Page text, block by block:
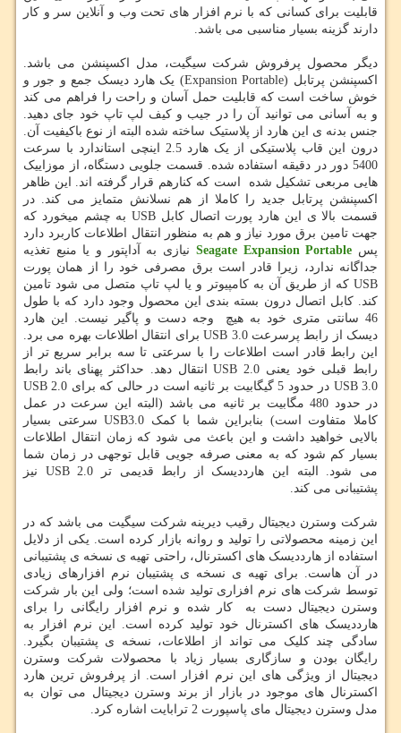
قابلیت برای کسانی که با نرم افزار های تحت وب و آنلاین سر و کار
دارند گزینه بسیار مناسبی می باشد.
دیگر محصول پرفروش شرکت سیگیت، مدل اکسپنشن می باشد.
اکسپنشن پرتابل (Expansion Portable) یک هارد دیسک جمع و جور و
خوش ساخت است که قابلیت حمل آسان و راحت را فراهم می کند
و به آسانی می توانید آن را در جیب و کیف لپ تاپ خود جای دهید.
جنس بدنه ی این هارد از پلاستیک ساخته شده البته از نوع باکیفیت آن.
درون این قاب پلاستیکی از یک هارد 2.5 اینچی استاندارد با سرعت
5400 دور در دقیقه استفاده شده. قسمت جلویی دستگاه، از موزاییک
هایی مربعی تشکیل شده است که کنارهم قرار گرفته اند. این ظاهر
اکسپنشن پرتابل جدید را کاملا از هم نسلانش متمایز می کند. در
قسمت بالا ی این هارد پورت اتصال کابل USB به چشم میخورد که
جهت تامین برق مورد نیاز و هم به منظور انتقال اطلاعات کاربرد دارد
پس Seagate Expansion Portable نیازی به آداپتور و یا منبع تغذیه
جداگانه ندارد، زیرا قادر است برق مصرفی خود را از همان پورت
USB که از طریق آن به کامپیوتر و یا لپ تاپ متصل می شود تامین
کند. کابل اتصال درون بسته بندی این محصول وجود دارد که با طول
46 سانتی متری خود به هیچ وجه دست و پاگیر نیست. این هارد
دیسک از رابط پرسرعت USB 3.0 برای انتقال اطلاعات بهره می برد.
این رابط قادر است اطلاعات را با سرعتی تا سه برابر سریع تر از
رابط قبلی خود یعنی USB 2.0 انتقال دهد. حداکثر پهنای باند رابط
USB 3.0 در حدود 5 گیگابیت بر ثانیه است در حالی که برای USB 2.0
در حدود 480 مگابیت بر ثانیه می باشد (البته این سرعت در عمل
کاملا متفاوت است) بنابراین شما با کمک USB3.0 سرعتی بسیار
بالایی خواهید داشت و این باعث می شود که زمان انتقال اطلاعات
بسیار کم شود که به معنی صرفه جویی قابل توجهی در زمان شما
می شود. البته این هارددیسک از رابط قدیمی تر USB 2.0 نیز
پشتیبانی می کند.
شرکت وسترن دیجیتال رقیب دیرینه شرکت سیگیت می باشد که در
این زمینه محصولاتی را تولید و روانه بازار کرده است. یکی از دلایل
استفاده از هارددیسک های اکسترنال، راحتی تهیه ی نسخه ی پشتیبانی
در آن هاست. برای تهیه ی نسخه ی پشتیبان نرم افزارهای زیادی
توسط شرکت های نرم افزاری تولید شده است؛ ولی این بار شرکت
وسترن دیجیتال دست به کار شده و نرم افزار رایگانی را برای
هارددیسک های اکسترنال خود تولید کرده است. این نرم افزار به
سادگی چند کلیک می تواند از اطلاعات، نسخه ی پشتیبان بگیرد.
رایگان بودن و سازگاری بسیار زیاد با محصولات شرکت وسترن
دیجیتال از ویژگی های این نرم افزار است. از پرفروش ترین هارد
اکسترنال های موجود در بازار از برند وسترن دیجیتال می توان به
مدل وسترن دیجیتال مای پاسپورت 2 ترابایت اشاره کرد.